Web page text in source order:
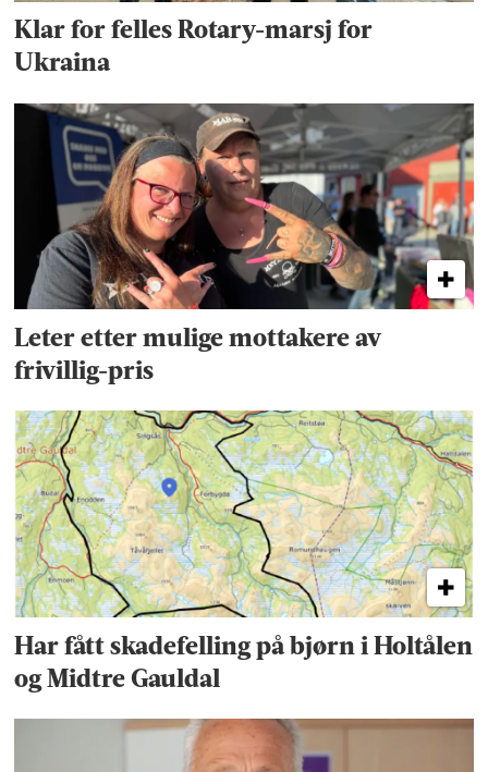
Klar for felles Rotary-marsj for
Ukraina
Leter etter mulige mottakere av
frivillig-pris
Har fått skadefelling på bjørn i Holtålen
og Midtre Gauldal